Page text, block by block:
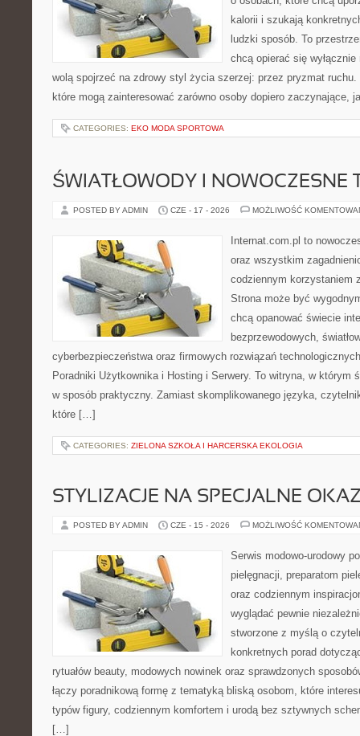
kalorii i szukają
ludzki sposób. To
chcą opierać się
wolą spojrzeć na zdrowy styl życia szerzej: przez pryzmat
które mogą zainteresować zarówno osoby dopiero
CATEGORIES: EKO MODA SPORTOWA
ŚWIATŁOWODY I NOWOCZESNE
POSTED BY ADMIN CZE - 17 - 2026 MOŻLIWOŚĆ
Internat.com.pl to
oraz wszystkim
codziennym korzystaniem
Strona może być
chcą opanować świecie
bezprzewodowych,
cyberbezpieczeństwa oraz firmowych rozwiązań
Poradniki Użytkownika i Hosting i Serwery. To witryna, w którym
w sposób praktyczny. Zamiast skomplikowanego języka,
które […]
CATEGORIES: ZIELONA SZKOŁA I HARCERSKA EKOLOGIA
STYLIZACJE NA SPECJALNE
POSTED BY ADMIN CZE - 15 - 2026 MOŻLIWOŚĆ
Serwis modowo-urodowy
pielęgnacji, preparatom
oraz codziennym
wyglądać pewnie
stworzone z myślą o
konkretnych porad
rytuałów beauty, modowych nowinek oraz sprawdzonych
łączy poradnikową formę z tematyką bliską osobom, które
typów figury, codziennym komfortem i urodą bez sztywnych
[…]